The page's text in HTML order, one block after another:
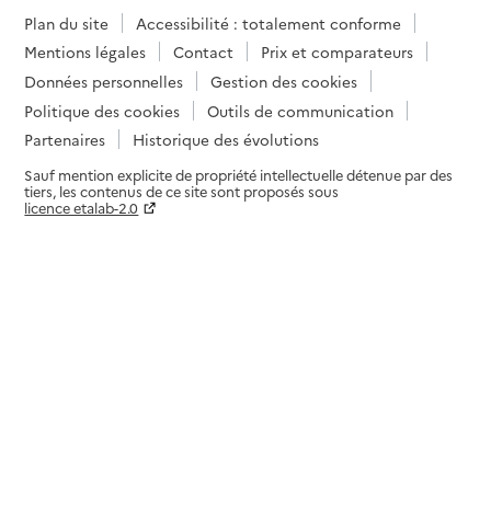
Plan du site
Accessibilité : totalement conforme
Mentions légales
Contact
Prix et comparateurs
Données personnelles
Gestion des cookies
Politique des cookies
Outils de communication
Partenaires
Historique des évolutions
Sauf mention explicite de propriété intellectuelle détenue par des
tiers, les contenus de ce site sont proposés sous
licence etalab-2.0